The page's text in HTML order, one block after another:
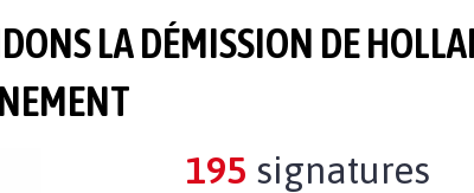
LA DÉMISSION DE
195 signatures